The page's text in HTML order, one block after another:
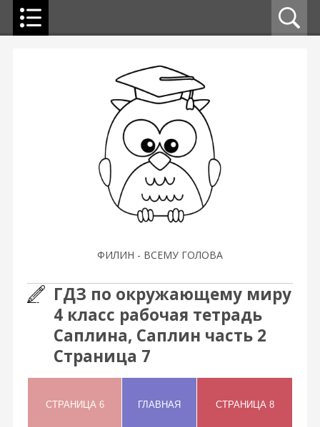
ФИЛИН - ВСЕМУ ГОЛОВА
ГДЗ по окружающему миру
4 класс рабочая тетрадь
Саплина, Саплин часть 2
Страница 7